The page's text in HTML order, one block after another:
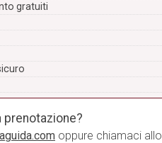
gratuiti
prenotazione?
oppure chiamaci allo